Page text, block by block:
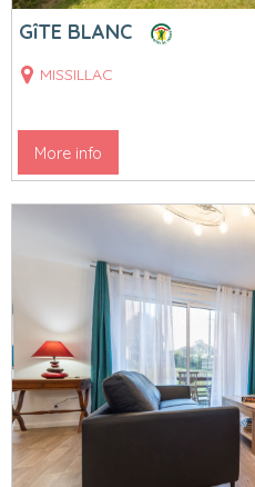
GîTE BLANC
MISSILLAC
More info